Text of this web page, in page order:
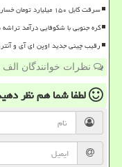
سرقت کابل ۱۵۰ میلیارد تومان خسارت زد
کره جنوبی با شکوفایی درآمد
رقیب چینی جدید اوپن ای آی و
نظرات خوانندگان
لطفا شما همنظر